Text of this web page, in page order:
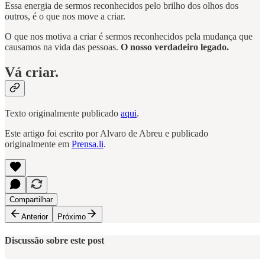
Essa energia de sermos reconhecidos pelo brilho dos olhos dos
outros, é o que nos move a criar.
O que nos motiva a criar é sermos reconhecidos pela mudança que
causamos na vida das pessoas. O nosso verdadeiro legado.
Vá criar.
Texto originalmente publicado aqui.
Este artigo foi escrito por Alvaro de Abreu e publicado
originalmente em Prensa.li.
Compartilhar
Anterior
Próximo
Discussão sobre este post